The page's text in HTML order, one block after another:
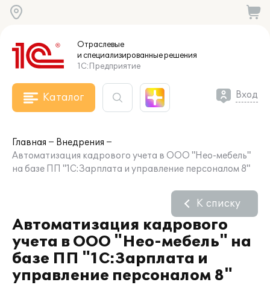
Отраслевые
и специализированныерешения
1С:Предприятие
Каталог Вход
Главная
Внедрения
Автоматизация кадрового учета в ООО "Нео-мебель"
на базе ПП "1С:Зарплата и управление персоналом 8"
Автоматизация кадрового
учета в ООО "Нео-мебель" на
базе ПП "1С:Зарплата и
управление персоналом 8"
К списку